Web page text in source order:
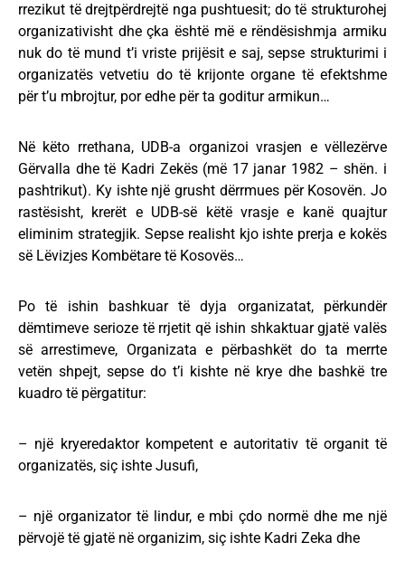
rrezikut të drejtpërdrejtë nga pushtuesit; do të strukturohej
organizativisht dhe çka është më e rëndësishmja armiku
nuk do të mund t’i vriste prijësit e saj, sepse strukturimi i
organizatës vetvetiu do të krijonte organe të efektshme
për t’u mbrojtur, por edhe për ta goditur armikun…
Në këto rrethana, UDB-a organizoi vrasjen e vëllezërve
Gërvalla dhe të Kadri Zekës (më 17 janar 1982 – shën. i
pashtrikut). Ky ishte një grusht dërrmues për Kosovën. Jo
rastësisht, krerët e UDB-së këtë vrasje e kanë quajtur
eliminim strategjik. Sepse realisht kjo ishte prerja e kokës
së Lëvizjes Kombëtare të Kosovës…
Po të ishin bashkuar të dyja organizatat, përkundër
dëmtimeve serioze të rrjetit që ishin shkaktuar gjatë valës
së arrestimeve, Organizata e përbashkët do ta merrte
vetën shpejt, sepse do t’i kishte në krye dhe bashkë tre
kuadro të përgatitur:
– një kryeredaktor kompetent e autoritativ të organit të
organizatës, siç ishte Jusufi,
– një organizator të lindur, e mbi çdo normë dhe me një
përvojë të gjatë në organizim, siç ishte Kadri Zeka dhe